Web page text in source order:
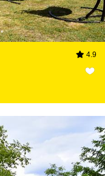
4.9